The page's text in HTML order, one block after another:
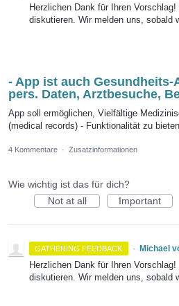
Herzlichen Dank für Ihren
diskutieren. Wir melden uns, sobald
- App ist auch Gesundheits-
pers. Daten, Arztbesuche,
App soll ermöglichen, Vielfältige
(medical records) - Funktionalität zu bieten
4 Kommentare · Zusatzinformationen
Wie wichtig ist das für dich?
Not at all
Important
GATHERING FEEDBACK · Michael
Herzlichen Dank für Ihren
diskutieren. Wir melden uns, sobald